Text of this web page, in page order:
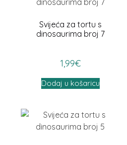
Svijeća za tortu s
dinosaurima broj 7
1,99€
Dodaj u košaricu